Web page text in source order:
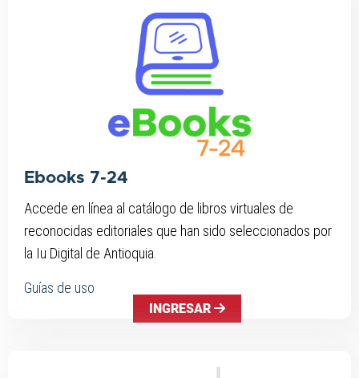
Ebooks 7-24
Accede en línea al catálogo de libros virtuales de
reconocidas editoriales que han sido seleccionados por
la Iu Digital de Antioquia.
Guías de uso
INGRESAR